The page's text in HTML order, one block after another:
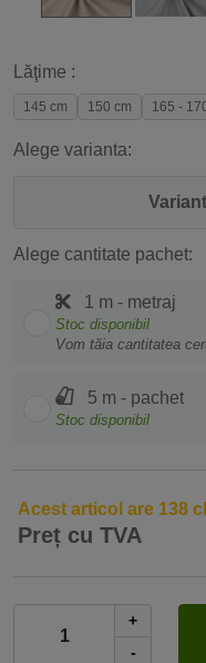
Lăţime :
145 cm 150 cm 165 -
Alege varianta:
Alege cantitate pachet:
1 m - metraj
Stoc disponibil
Vom tăia cantitatea
5 m - pachet
Stoc disponibil
Acest articol are 138
Preț cu TVA
+
-